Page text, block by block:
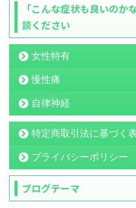
「こんな症状も良いの
談ください
女性特有
慢性痛
自律神経
特定商取引法に基づく
プライバシーポリシー
ブログテーマ